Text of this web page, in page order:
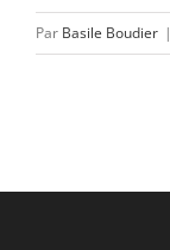
Par Basile Boudier |